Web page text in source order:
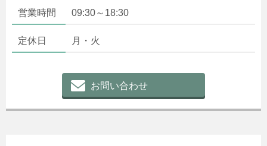
営業時間 09:30～18:30
定休日 月・火
お問い合わせ